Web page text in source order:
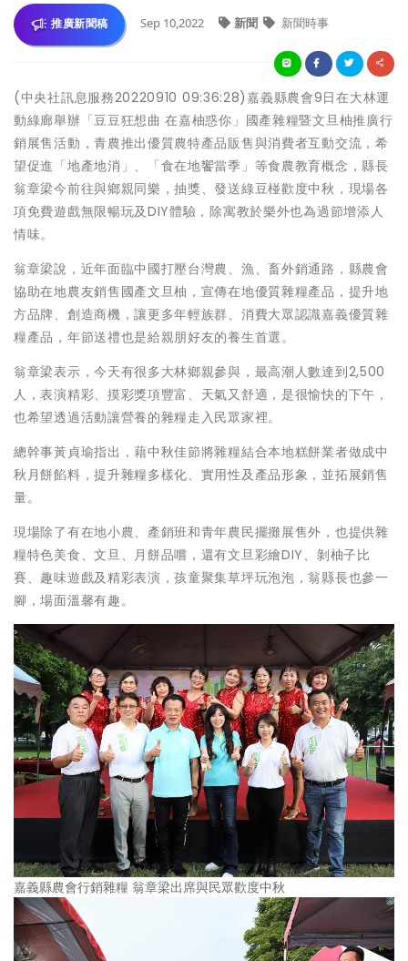
推廣新聞稿 Sep 10,2022 新聞 新聞時事
(中央社訊息服務20220910 09:36:28)嘉義縣農會9日在大林運
動綠廊舉辦「豆豆狂想曲 在嘉柚惑你」國產雜糧暨文旦柚推廣行
銷展售活動，青農推出優質農特產品販售與消費者互動交流，希
望促進「地產地消」、「食在地饗當季」等食農教育概念，縣長
翁章梁今前往與鄉親同樂，抽獎、發送綠豆椪歡度中秋，現場各
項免費遊戲無限暢玩及DIY體驗，除寓教於樂外也為過節增添人
情味。
翁章梁說，近年面臨中國打壓台灣農、漁、畜外銷通路，縣農會
協助在地農友銷售國產文旦柚，宣傳在地優質雜糧產品，提升地
方品牌、創造商機，讓更多年輕族群、消費大眾認識嘉義優質雜
糧產品，年節送禮也是給親朋好友的養生首選。
翁章梁表示，今天有很多大林鄉親參與，最高潮人數達到2,500
人，表演精彩、摸彩獎項豐富、天氣又舒適，是很愉快的下午，
也希望透過活動讓營養的雜糧走入民眾家裡。
總幹事黃貞瑜指出，藉中秋佳節將雜糧結合本地糕餅業者做成中
秋月餅餡料，提升雜糧多樣化、實用性及產品形象，並拓展銷售
量。
現場除了有在地小農、產銷班和青年農民擺攤展售外，也提供雜
糧特色美食、文旦、月餅品嚐，還有文旦彩繪DIY、剝柚子比
賽、趣味遊戲及精彩表演，孩童聚集草坪玩泡泡，翁縣長也參一
腳，場面溫馨有趣。
嘉義縣農會行銷雜糧 翁章梁出席與民眾歡度中秋